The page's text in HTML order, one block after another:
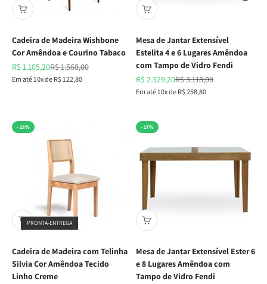
Cadeira de Madeira Wishbone
Cor Amêndoa e Courino Tabaco
Preço promocional
R$ 1.105,20Preço normal
R$ 1.568,00
Em até 10x de R$ 122,80
Mesa de Jantar Extensível
Estelita 4 e 6 Lugares Amêndoa
com Tampo de Vidro Fendi
Preço promocional
R$ 2.329,20Preço normal
R$ 3.118,00
Em até 10x de R$ 258,80
- 18%
PRONTA-ENTREGA
Cadeira de Madeira com Telinha
Silvia Cor Amêndoa Tecido
Linho Creme
- 17%
Mesa de Jantar Extensível Ester 6
e 8 Lugares Amêndoa com
Tampo de Vidro Fendi